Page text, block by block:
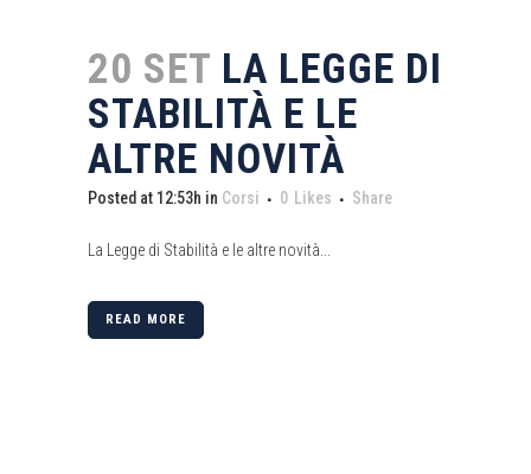
20 SET LA LEGGE DI
STABILITÀ E LE
ALTRE NOVITÀ
Posted at 12:53h in Corsi 0 Likes Share
La Legge di Stabilità e le altre novità...
READ MORE